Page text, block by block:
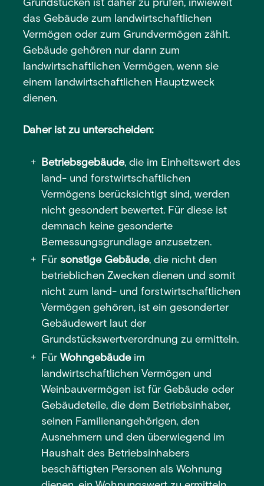
Grundstücken ist daher zu prüfen, inwieweit
das Gebäude zum landwirtschaftlichen
Vermögen oder zum Grundvermögen zählt.
Gebäude gehören nur dann zum
landwirtschaftlichen Vermögen, wenn sie
einem landwirtschaftlichen Hauptzweck
dienen.
Daher ist zu unterscheiden:
Betriebsgebäude, die im Einheitswert des
land- und forstwirtschaftlichen
Vermögens berücksichtigt sind, werden
nicht gesondert bewertet. Für diese ist
demnach keine gesonderte
Bemessungsgrundlage anzusetzen.
Für sonstige Gebäude, die nicht den
betrieblichen Zwecken dienen und somit
nicht zum land- und forstwirtschaftlichen
Vermögen gehören, ist ein gesonderter
Gebäudewert laut der
Grundstückswertverordnung zu ermitteln.
Für Wohngebäudeim
landwirtschaftlichen Vermögen und
Weinbauvermögen ist für Gebäude oder
Gebäudeteile, die dem Betriebsinhaber,
seinen Familienangehörigen, den
Ausnehmern und den überwiegend im
Haushalt des Betriebsinhabers
beschäftigten Personen als Wohnung